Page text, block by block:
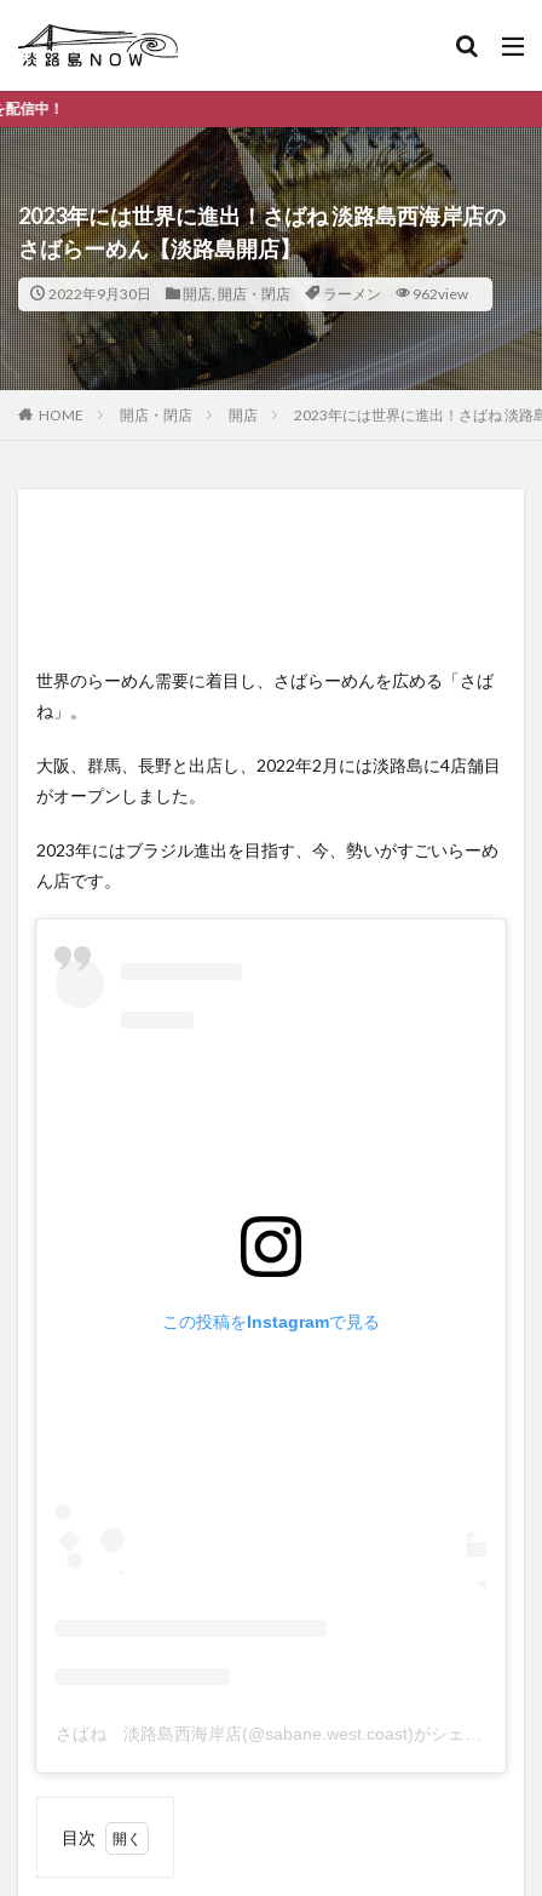
2023年には世界に進出！さばね 淡路島西海岸店の
さばらーめん【淡路島開店】
2022年9月30日 開店, 開店・閉店 ラーメン 962view
HOME 開店・閉店 開店 2023年には世界に進出！さばね 淡路
世界のらーめん需要に着目し、さばらーめんを広める「さば
ね」。
大阪、群馬、長野と出店し、2022年2月には淡路島に4店舗目
がオープンしました。
2023年にはブラジル進出を目指す、今、勢いがすごいらーめ
ん店です。
この投稿をInstagramで見る
さばね 淡路島西海岸店(@sabane.west.coast)がシェアした投稿
目次